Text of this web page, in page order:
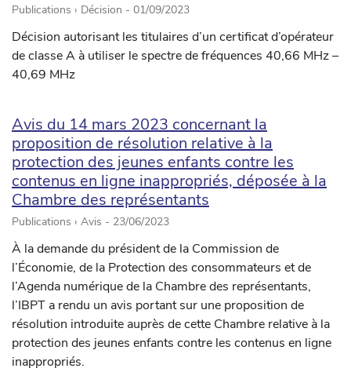
Publications › Décision - 01/09/2023
Décision autorisant les titulaires d’un certificat d’opérateur
de classe A à utiliser le spectre de fréquences 40,66 MHz –
40,69 MHz
Avis du 14 mars 2023 concernant la
proposition de résolution relative à la
protection des jeunes enfants contre les
contenus en ligne inappropriés, déposée à la
Chambre des représentants
Publications › Avis - 23/06/2023
À la demande du président de la Commission de
l’Économie, de la Protection des consommateurs et de
l’Agenda numérique de la Chambre des représentants,
l’IBPT a rendu un avis portant sur une proposition de
résolution introduite auprès de cette Chambre relative à la
protection des jeunes enfants contre les contenus en ligne
inappropriés.